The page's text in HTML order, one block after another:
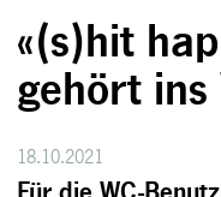
«(s)hit
gehört ins
18.10.2021